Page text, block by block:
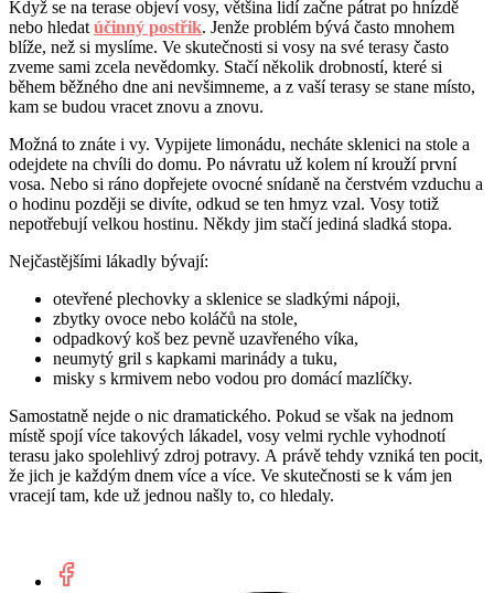
Když se na terase objeví vosy, většina lidí začne pátrat po hnízdě
nebo hledat účinný postřik. Jenže problém bývá často mnohem
blíže, než si myslíme. Ve skutečnosti si vosy na své terasy často
zveme sami zcela nevědomky. Stačí několik drobností, které si
během běžného dne ani nevšimneme, a z vaší terasy se stane místo,
kam se budou vracet znovu a znovu.
Možná to znáte i vy. Vypijete limonádu, necháte sklenici na stole a
odejdete na chvíli do domu. Po návratu už kolem ní krouží první
vosa. Nebo si ráno dopřejete ovocné snídaně na čerstvém vzduchu a
o hodinu později se divíte, odkud se ten hmyz vzal. Vosy totiž
nepotřebují velkou hostinu. Někdy jim stačí jediná sladká stopa.
Nejčastějšími lákadly bývají:
otevřené plechovky a sklenice se sladkými nápoji,
zbytky ovoce nebo koláčů na stole,
odpadkový koš bez pevně uzavřeného víka,
neumytý gril s kapkami marinády a tuku,
misky s krmivem nebo vodou pro domácí mazlíčky.
Samostatně nejde o nic dramatického. Pokud se však na jednom
místě spojí více takových lákadel, vosy velmi rychle vyhodnotí
terasu jako spolehlivý zdroj potravy. A právě tehdy vzniká ten pocit,
že jich je každým dnem více a více. Ve skutečnosti se k vám jen
vracejí tam, kde už jednou našly to, co hledaly.